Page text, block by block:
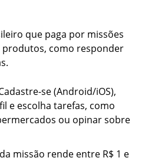
que paga por missões
produtos, como responder
se (Android/iOS),
e escolha tarefas, como
ou opinar sobre
missão rende entre R$ 1 e